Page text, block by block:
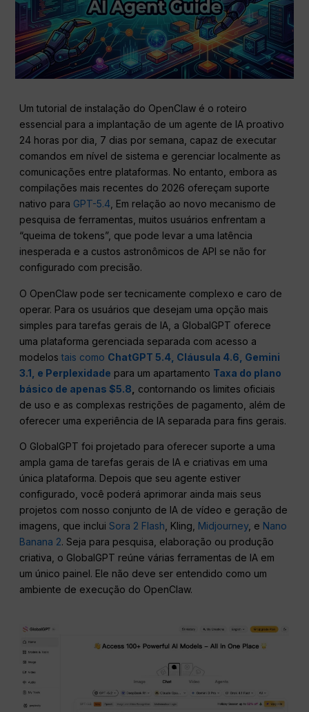
Um tutorial de instalação do OpenClaw é o roteiro
essencial para a implantação de um agente de IA proativo
24 horas por dia, 7 dias por semana, capaz de executar
comandos em nível de sistema e gerenciar localmente as
comunicações entre plataformas. No entanto, embora as
compilações mais recentes do 2026 ofereçam suporte
nativo para GPT-5.4 , Em relação ao novo mecanismo de
pesquisa de ferramentas, muitos usuários enfrentam a
“queima de tokens”, que pode levar a uma latência
inesperada e a custos astronômicos de API se não for
configurado com precisão.
O OpenClaw pode ser tecnicamente complexo e caro de
operar. Para os usuários que desejam uma opção mais
simples para tarefas gerais de IA, a GlobalGPT oferece
uma plataforma gerenciada separada com acesso a
modelostais como ChatGPT 5.4, Cláusula 4.6, Gemini
3.1, e Perplexidade para um apartamento Taxa do plano
básico de apenas $5.8
contornando os limites oficiais
de uso e as complexas restrições de pagamento, além de
oferecer uma experiência de IA separada para fins gerais.
O GlobalGPT foi projetado para oferecer suporte a uma
ampla gama de tarefas gerais de IA e criativas em uma
única plataforma. Depois que seu agente estiver
configurado, você poderá aprimorar ainda mais seus
projetos com nosso conjunto de IA de vídeo e geração de
imagens, que incluiSora 2 Flash , Kling, Midjourney, e Nano
Banana 2. Seja para pesquisa, elaboração ou produção
criativa, o GlobalGPT reúne várias ferramentas de IA em
um único painel. Ele não deve ser entendido como um
ambiente de execução do OpenClaw.